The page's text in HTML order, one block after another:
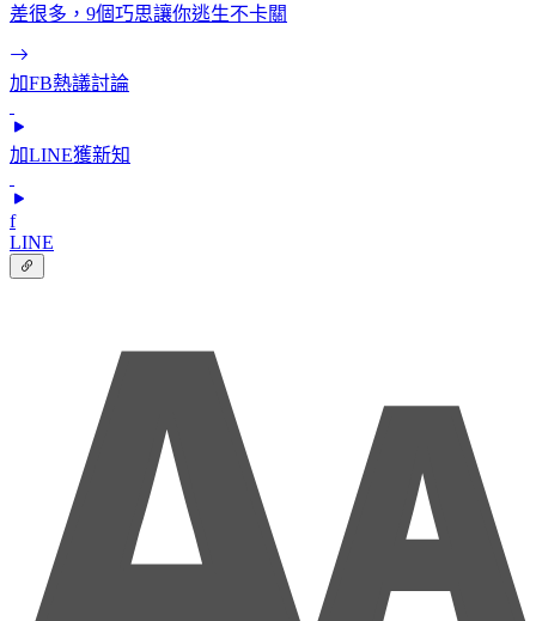
差很多，9個巧思讓你逃生不卡關
加FB熱議討論
加LINE獲新知
f
LINE